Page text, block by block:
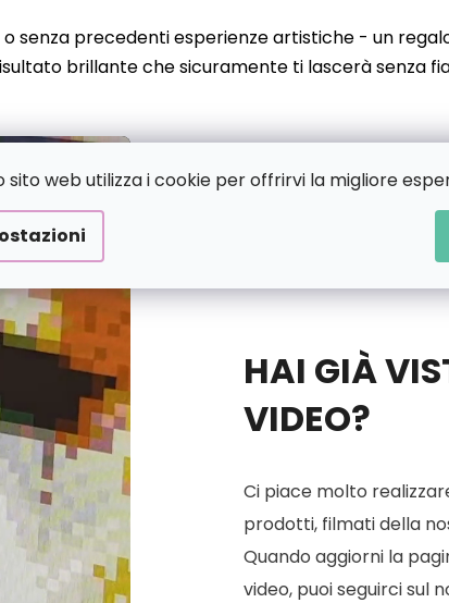
sito web utilizza i cookie per offrirvi la migliore
senza precedenti esperienze artistiche - un
brillante che sicuramente ti lascerà senza
HAI GIÀ
VIDEO?
Ci piace molto
prodotti, filmati della
Quando aggiorni la
video, puoi seguirci sul